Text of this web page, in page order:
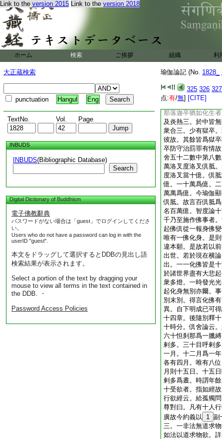
Link to the version 2015 Link to the version 2018
ホーム 検索 ご挨拶 組織 利
大正蔵検索
punctuation Hangul Eng
TextNo. Vol. Page
INBUDS
INBUDS(Bibliographic Database)
Search
Digital Dictionary of Buddhism
電子佛教辭典
パスワードがない場合は「guest」でログインしてくださ
い。
Users who do not have a password can log in with the
userID "guest".
本文をドラッグして選択するとDDBの見出し語
検索結果が表示されます。
Select a portion of the text by dragging your
mouse to view all terms in the text contained in
the DDB. ・
Password Access Policies
瑜伽論記 (No. 1828_
325 326 327
点:有/無] [CITE]
欹側餘而自映故見
非天手障以爲日蝕
餘經説言。有贍部
昔三獸共行仁義時
城。寶吉祥菩薩作
百弓量。依梁朝尺
長四百丈。靜息王
二實有情鬼趣所攝
染増上業故。生那
宗説在五百由旬鬼
那落迦卒猶如化生
及炎熱三。於中皆
衆合三。少有獄卒
彼故。其餘皆爲獄
卒防守治罰罪有情
舍五十二數中第八
萬洛叉度洛叉倶胝
度洛叉當十億。倶
億。一十萬爲億。
萬萬爲億。今瑜伽
倶胝。故言百倶胝
名百萬億。智度論
千乃至施作佛事者
起佛倶從一報身佛
唯有一佛化身。是
違本願。是故若以
出世。若於現在横
出。一一化佛皆是
於諸世界盡有大悲
衆多燈。一時發光
起化身無別亦爾。
別末別。得言化佛
異。自下明成已可
十四章。後隨別釋
十時分。倶舍論云
六十怛刹那爲一臘
剌多。三十目呼剌
一月。十二月爲一
各有四月。唯有八
月則十五日。十五
剌多爲晝。時謂年
十受欲者。指如經
行欲經云。給孤獨
尊對曰。凡有十人
廣故今約義以
1 副
三。一非法無道求
如法以道求物欲。